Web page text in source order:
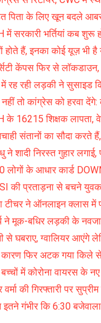
पिता के लिए खून बदले
सरकारी भर्तियां कब शुरू
हैं, इनका कोई यूज़ भी है
केंपस फिर से लॉकडाउन,
रह रही लड़की ने सुसाइड
नहीं तो कांग्रेस को हरवा
के 16215 शिक्षक लापता,
संतानों का सौदा करते
ने शादी निरस्त गुहार
के आधार कार्ड
की प्रताड़ना से बचने
ने ऑनलाइन क्लास में
ने मूक-बधिर लड़की के
से घबराए, ग्वालियर आएंगे
के कारण फिर अटक गया
में कोरोना वायरस के नए
की गिरफ्तारी पर
इतने गंभीर कि 6:30